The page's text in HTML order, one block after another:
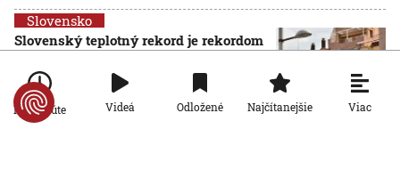
Slovensko
Slovenský teplotný rekord je rekordom
hodnotu namerali v obci Dolné
Plachtince
7. 8. 2026, 12:32:51
Po minúte Videá Odložené Najčítanejšie Viac